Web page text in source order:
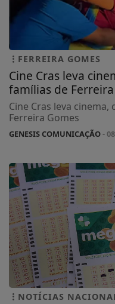
FERREIRA GOMES
Cine Cras leva
famílias de
Cine Cras leva
Ferreira Gomes
GENESIS COMUNICAÇÃO-
NOTÍCIAS